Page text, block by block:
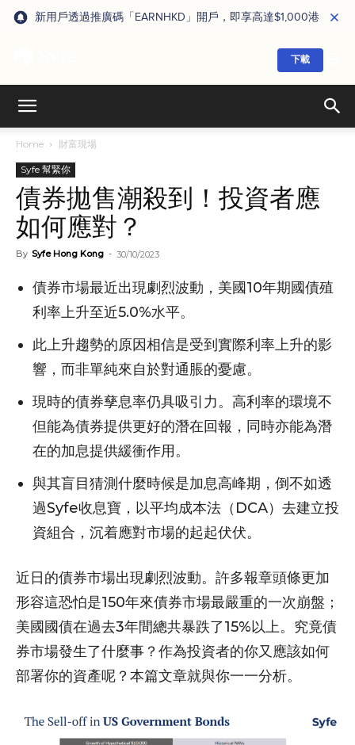
新用戶透過推廣碼「EARNHKD」開戶，即享高達$1,000港元獎賞
下載
Home 財富現場
Syfe 幫緊你
債券拋售潮殺到！投資者應
如何應對？
By Syfe Hong Kong - 30/10/2023
債券市場最近出現劇烈波動，美國10年期國債殖
利率上升至近5.0%水平。
此上升趨勢的原因相信是受到實際利率上升的影
響，而非單純來自於對通脹的憂慮。
現時的債券孳息率仍具吸引力。高利率的環境不
但能為債券提供更好的潛在回報，同時亦能為潛
在的加息提供緩衝作用。
與其盲目猜測什麼時候是加息高峰期，倒不如透
過Syfe收息寶，以平均成本法（DCA）去建立投
資組合，沉着應對市場的起起伏伏。
近日的債券市場出現劇烈波動。許多報章頭條更加
形容這恐怕是150年來債券市場最嚴重的一次崩盤；
美國國債在過去3年間總共暴跌了15%以上。究竟債
券市場發生了什麼事？作為投資者的你又應該如何
部署你的資產呢？本篇文章就與你一一分析。